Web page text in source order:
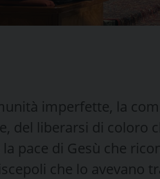
imperfette, la
del liberarsi di coloro
pace di Gesù che
che lo avevano